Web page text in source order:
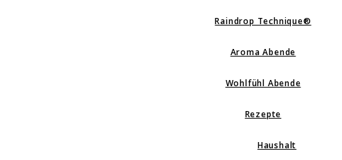
Raindrop Technique®
Aroma Abende
Wohlfühl Abende
Rezepte
Haushalt